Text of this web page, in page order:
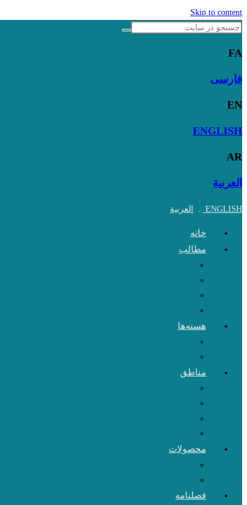
Skip to content
FA
فارسی
EN
ENGLISH
AR
العربية
ENGLISH
. العربية
خانه
مطالب
هسته‌ها
مناطق
محصولات
فصلنامه